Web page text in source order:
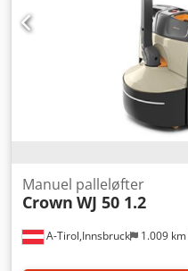
A-Tirol,Innsbruck 1.009 km
Manuel palleløfter
Crown WJ 50 1.2